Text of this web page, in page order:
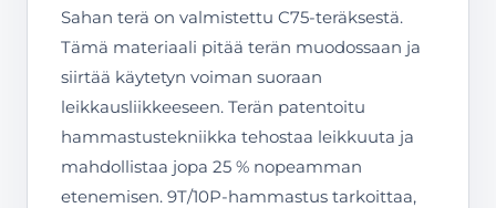
Sahan terä on valmistettu C75-teräksestä.
Tämä materiaali pitää terän muodossaan ja
siirtää käytetyn voiman suoraan
leikkausliikkeeseen. Terän patentoitu
hammastustekniikka tehostaa leikkuuta ja
mahdollistaa jopa 25 % nopeamman
etenemisen. 9T/10P-hammastus tarkoittaa,